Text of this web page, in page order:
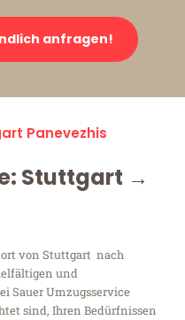
anfragen!
Panevezhis
Stuttgart →
von Stuttgart nach
und
Sauer Umzugsservice
sind, Ihren Bedürfnissen